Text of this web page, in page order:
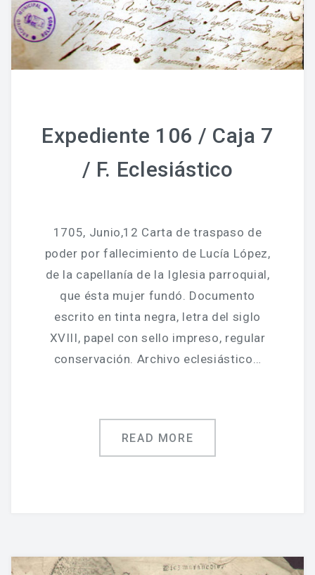
Expediente 106 / Caja 7
/ F. Eclesiástico
1705, Junio,12 Carta de traspaso de
poder por fallecimiento de Lucía López,
de la capellanía de la Iglesia parroquial,
que ésta mujer fundó. Documento
escrito en tinta negra, letra del siglo
XVIII, papel con sello impreso, regular
conservación. Archivo eclesiástico…
READ MORE